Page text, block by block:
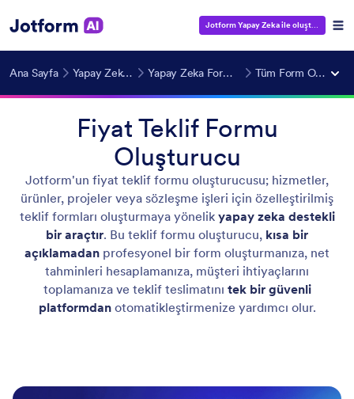
Jotform Yapay Zeka ile oluştur —
Ana Sayfa Yapay Zeka Araçları Yapay Zeka Form Oluşturucu Tüm Form Oluşturucular
Fiyat Teklif Formu
Oluşturucu
Jotform'un fiyat teklif formu oluşturucusu; hizmetler,
ürünler, projeler veya sözleşme işleri için özelleştirilmiş
teklif formları oluşturmaya yönelik yapay zeka destekli
bir araçtır. Bu teklif formu oluşturucu, kısa bir
açıklamadan profesyonel bir form oluşturmanıza, net
tahminleri hesaplamanıza, müşteri ihtiyaçlarını
toplamanıza ve teklif teslimatını tek bir güvenli
platformdanotomatikleştirmenize yardımcı olur.